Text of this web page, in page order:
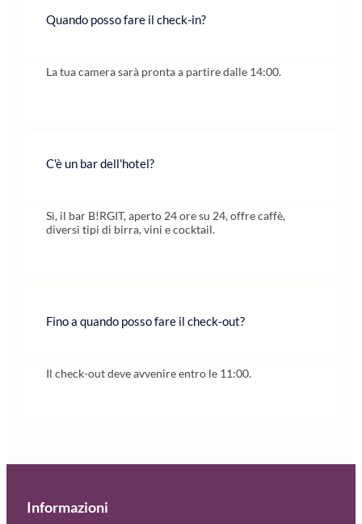
Quando posso fare il check-in?
La tua camera sarà pronta a partire dalle 14:00.
C'è un bar dell'hotel?
Sì, il bar B!RGIT, aperto 24 ore su 24, offre caffè,
diversi tipi di birra, vini e cocktail.
Fino a quando posso fare il check-out?
Il check-out deve avvenire entro le 11:00.
Informazioni